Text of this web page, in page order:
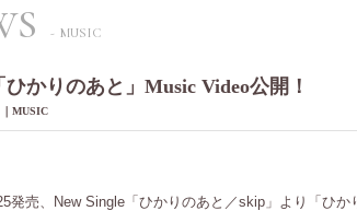
MUSIC
ひかりのあと」Music Video公開！
MUSIC
発売、New Single「ひかりのあと／skip」より「ひか